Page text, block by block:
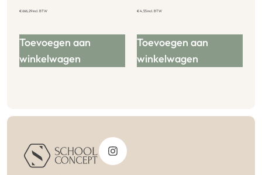
€666,29incl. BTW
Toevoegen aan
winkelwagen
€4,55incl. BTW
Toevoegen aan
winkelwagen